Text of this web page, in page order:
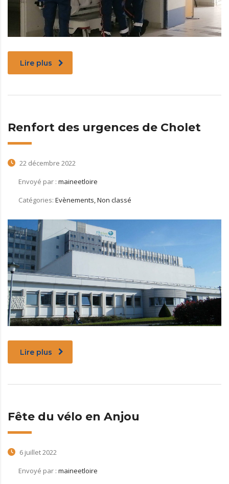
Lire plus
Renfort des urgences de Cholet
22 décembre 2022
Envoyé par : maineetloire
Catégories: Evènements, Non classé
Lire plus
Fête du vélo en Anjou
6 juillet 2022
Envoyé par : maineetloire